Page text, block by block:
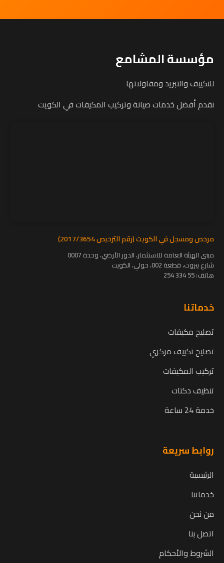
مؤسسة المشامع
للتكييف والتبريد ومقاولاتها
نقدم أفضل خدمات صيانة وتركيب المكيفات في الكويت
مرخص ومسجل في الكويت (رقم الترخيص 2017/3654)
مبنى الهيئة العامة للاستثمار، الدور الأرضي، وحدة 0007
شارع بيروت، قطعة 002، حولي، الكويت
هاتف:55 334 254
خدماتنا
تصليح مكيفات
تصليح تكييف مركزي
تركيب المكيفات
تنظيف دكتات
خدمة 24 ساعة
روابط سريعة
الرئيسية
خدماتنا
من نحن
اتصل بنا
الشروط والأحكام